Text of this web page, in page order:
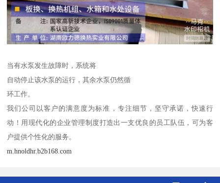
当有水泵发生故障时，系统将
自动停止该水泵的运行，其余水泵仍然循
环工作。
我们公司以客户的满意度为标准，专注细节，坚守承诺，快速行
动！用现代化的企业管理制度打造出一支优良的员工队伍，可为客
户提供个性化的服务。
m.hnoldhr.b2b168.com